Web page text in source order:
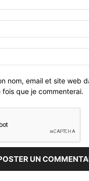
nom, email et site web
que je commenterai.